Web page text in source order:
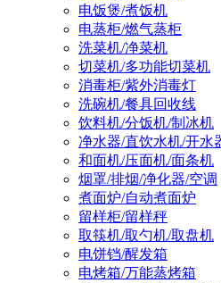
电饭煲/煮饭机
电蒸柜/燃气蒸柜
洗菜机/净菜机
切菜机/多功能切菜机
消毒柜/紫外消毒灯
洗碗机/餐具回收线
饮料机/分饭机/制冰机
净水器/直饮水机/开水
和面机/压面机/面条机
烟罩/排烟/净化器/空调
煮面炉/自动煮面炉
留样柜/留样秤
取筷机/取勺机/取盘机
电饼铛/醒发箱
电烤箱/万能蒸烤箱